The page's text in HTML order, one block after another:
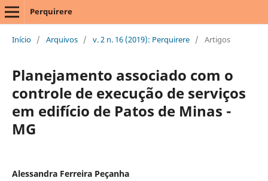
Perquirere
Início / Arquivos / v. 2 n. 16 (2019): Perquirere / Artigos
Planejamento associado com o
controle de execução de serviços
em edifício de Patos de Minas -
MG
Alessandra Ferreira Peçanha